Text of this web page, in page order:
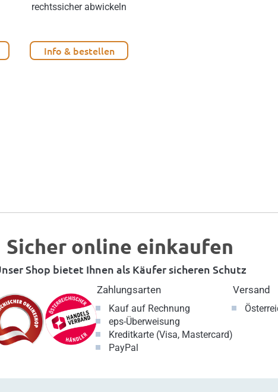
rechtssicher abwickeln
Info & bestellen
Sicher online einkaufen
Shop bietet Ihnen als Käufer sicheren Schutz
Zahlungsarten
Kauf auf Rechnung
eps-Überweisung
Kreditkarte (Visa, Mastercard)
PayPal
Versand